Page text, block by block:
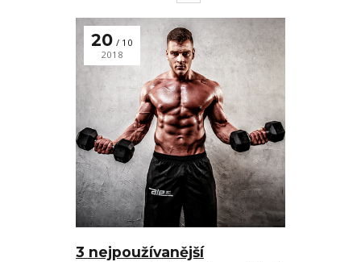
3 nejpoužívanější
20
10
2018